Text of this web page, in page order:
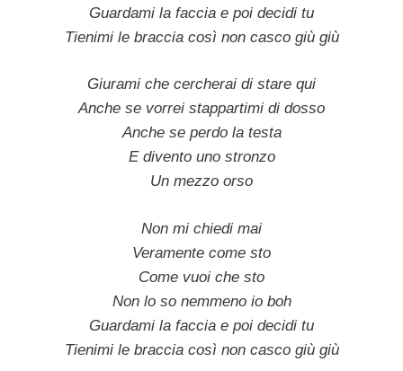
Guardami la faccia e poi decidi tu
Tienimi le braccia così non casco giù giù
Giurami che cercherai di stare qui
Anche se vorrei stappartimi di dosso
Anche se perdo la testa
E divento uno stronzo
Un mezzo orso
Non mi chiedi mai
Veramente come sto
Come vuoi che sto
Non lo so nemmeno io boh
Guardami la faccia e poi decidi tu
Tienimi le braccia così non casco giù giù